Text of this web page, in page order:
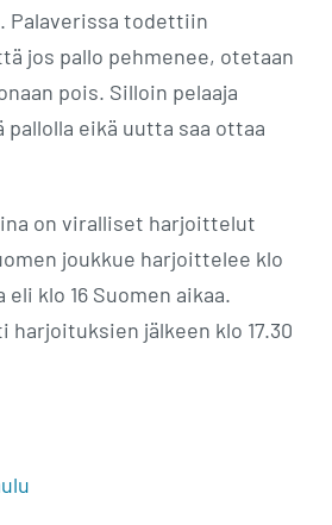
Palaverissa todettiin
jos pallo pehmenee, otetaan
pois. Silloin pelaaja
pallolla eikä uutta saa ottaa
on viralliset harjoittelut
joukkue harjoittelee klo
eli klo 16 Suomen aikaa.
harjoituksien jälkeen klo 17.30